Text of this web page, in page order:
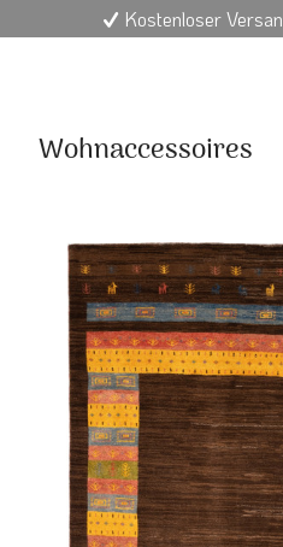
Kostenloser
Wohnaccessoires